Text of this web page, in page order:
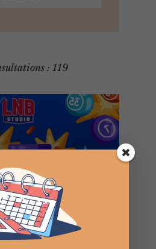
: 119